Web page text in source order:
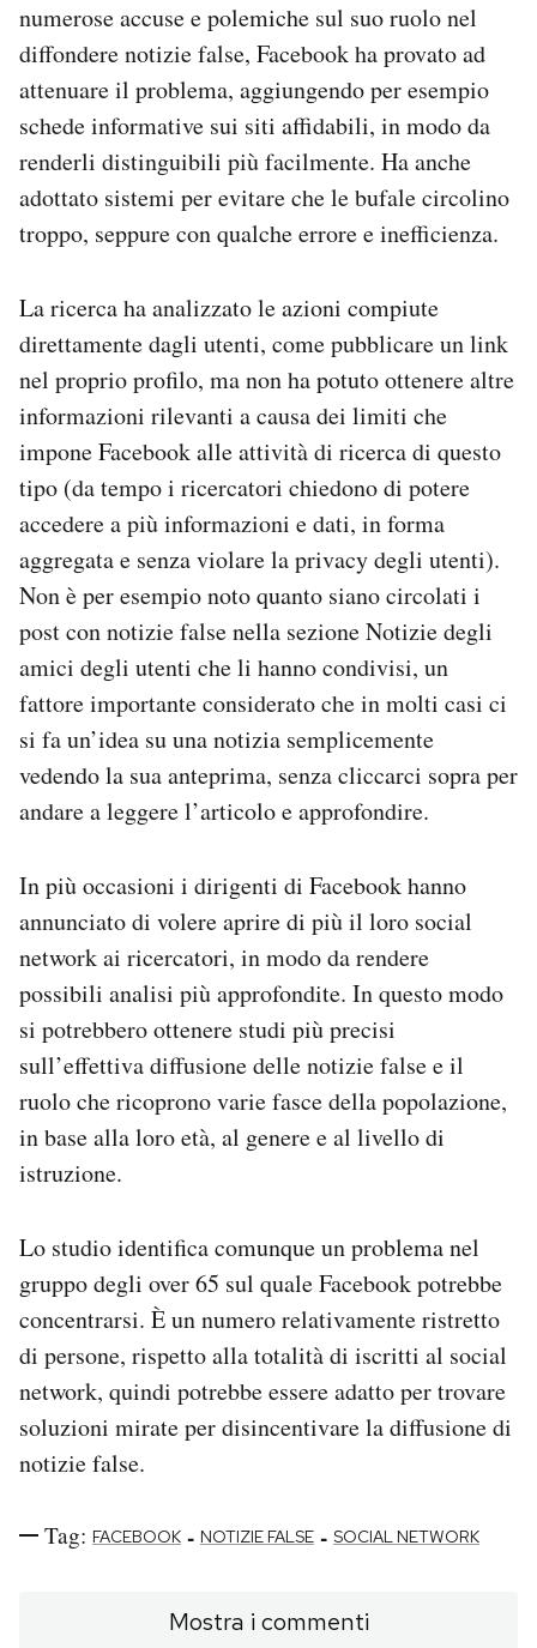
numerose accuse e polemiche sul suo ruolo nel
diffondere notizie false, Facebook ha provato ad
attenuare il problema, aggiungendo per esempio
schede informative sui siti affidabili, in modo da
renderli distinguibili più facilmente. Ha anche
adottato sistemi per evitare che le bufale circolino
troppo, seppure con qualche errore e inefficienza.
La ricerca ha analizzato le azioni compiute
direttamente dagli utenti, come pubblicare un link
nel proprio profilo, ma non ha potuto ottenere altre
informazioni rilevanti a causa dei limiti che
impone Facebook alle attività di ricerca di questo
tipo (da tempo i ricercatori chiedono di potere
accedere a più informazioni e dati, in forma
aggregata e senza violare la privacy degli utenti).
Non è per esempio noto quanto siano circolati i
post con notizie false nella sezione Notizie degli
amici degli utenti che li hanno condivisi, un
fattore importante considerato che in molti casi ci
si fa un’idea su una notizia semplicemente
vedendo la sua anteprima, senza cliccarci sopra per
andare a leggere l’articolo e approfondire.
In più occasioni i dirigenti di Facebook hanno
annunciato di volere aprire di più il loro social
network ai ricercatori, in modo da rendere
possibili analisi più approfondite. In questo modo
si potrebbero ottenere studi più precisi
sull’effettiva diffusione delle notizie false e il
ruolo che ricoprono varie fasce della popolazione,
in base alla loro età, al genere e al livello di
istruzione.
Lo studio identifica comunque un problema nel
gruppo degli over 65 sul quale Facebook potrebbe
concentrarsi. È un numero relativamente ristretto
di persone, rispetto alla totalità di iscritti al social
network, quindi potrebbe essere adatto per trovare
soluzioni mirate per disincentivare la diffusione di
notizie false.
Tag: FACEBOOK - NOTIZIE FALSE - SOCIAL NETWORK
Mostra i commenti